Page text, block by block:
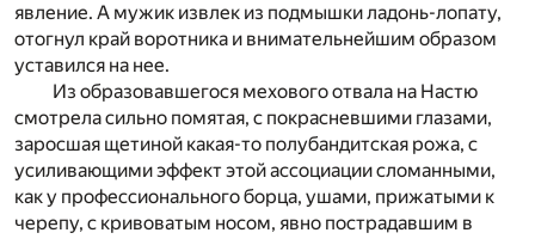
явление. А мужик извлек из подмышки ладонь-лопату,
отогнул край воротника и внимательнейшим образом
уставился на нее.
Из образовавшегося мехового отвала на Настю
смотрела сильно помятая, с покрасневшими глазами,
заросшая щетиной какая-то полубандитская рожа, с
усиливающими эффект этой ассоциации сломанными,
как у профессионального борца, ушами, прижатыми к
черепу, с кривоватым носом, явно пострадавшим в